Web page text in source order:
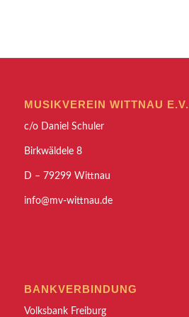
MUSIKVEREIN WITTNAU E.V.
c/o Daniel Schuler
Birkwäldele 8
D – 79299 Wittnau
info@mv-wittnau.de
BANKVERBINDUNG
Volksbank Freiburg